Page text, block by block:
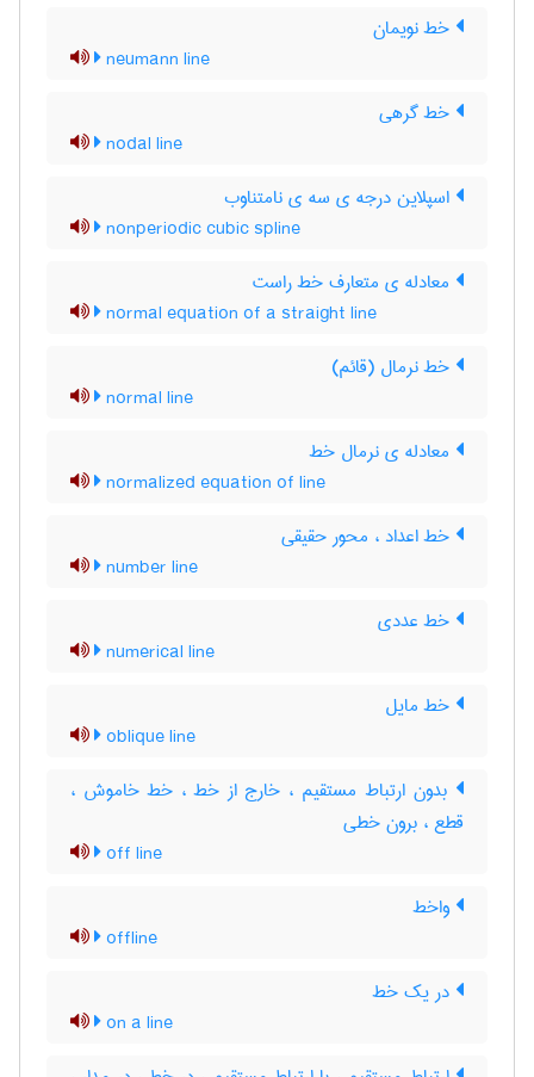
خط نویمان
neumann line
خط گرهی
nodal line
اسپلاین درجه ی سه ی نامتناوب
nonperiodic cubic spline
معادله ی متعارف خط راست
normal equation of a straight line
خط نرمال (قائم)
normal line
معادله ی نرمال خط
normalized equation of line
خط اعداد ، محور حقیقی
number line
خط عددی
numerical line
خط مایل
oblique line
بدون ارتباط مستقیم ، خارج از خط ، خط خاموش ،
قطع ، برون خطی
off line
واخط
offline
در یک خط
on a line